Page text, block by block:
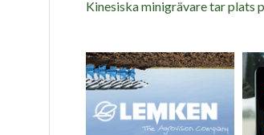
Kinesiska minigrävare tar plats